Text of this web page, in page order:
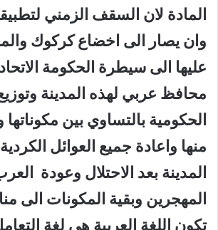
المادة لان السقف الزمني
وان يصار الى اخضاع كركوك
عليها الى سيطرة الحكومة
محافظ عربي لهذه المدينة
الحكومية بالتساوي بين مكوناتها
منها واعادة جميع العوائل
المدينة بعد الاحتلال وعودة
المهجرين وبقية المكونات الى
تكون اللغة العربية هي لغة